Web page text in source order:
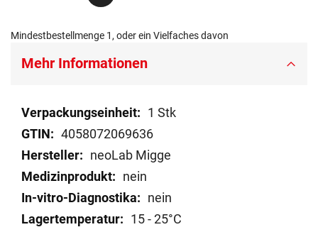
Mindestbestellmenge 1, oder ein Vielfaches davon
Mehr Informationen
Mehr
Informationen
1 Stk
4058072069636
neoLab Migge
nein
nein
15 - 25°C